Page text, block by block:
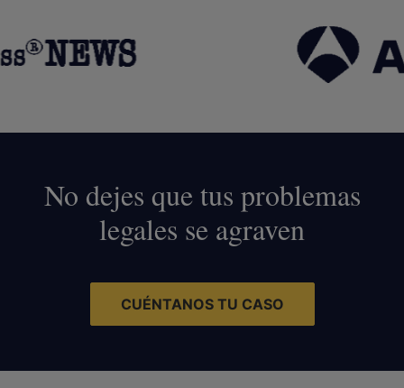
No dejes que tus problemas
legales se agraven
CUÉNTANOS TU CASO